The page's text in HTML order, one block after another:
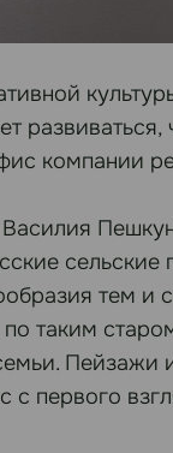
компании
тем и
таким
первого